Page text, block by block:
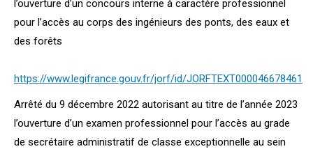
l’ouverture d’un concours interne à caractère professionnel
pour l’accès au corps des ingénieurs des ponts, des eaux et
des forêts
https://www.legifrance.gouv.fr/jorf/id/JORFTEXT000046678461
Arrêté du 9 décembre 2022 autorisant au titre de l’année 2023
l’ouverture d’un examen professionnel pour l’accès au grade
de secrétaire administratif de classe exceptionnelle au sein